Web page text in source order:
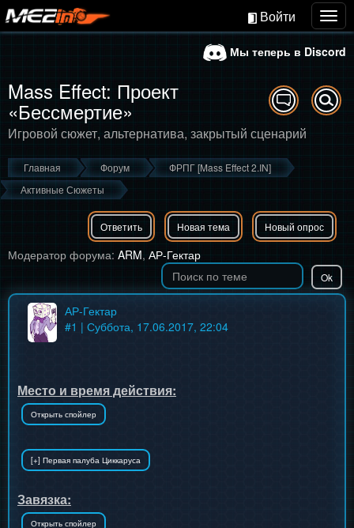
Войти
Мы теперь в Discord
Mass Effect: Проект
«Бессмертие»
Игровой сюжет, альтернатива, закрытый сценарий
Главная Форум
ФРПГ [Mass Effect 2.IN]
Активные Сюжеты
Ответить Новая тема Новый опрос
Модератор форума: ARM, АР-Гектар
АР-Гектар
#1 | Суббота, 17.06.2017, 22:04
Место и время действия:
Завязка: